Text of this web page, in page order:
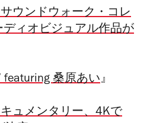
ウンドウォーク・コレ
ィオビジュアル作品が
featuring 桑原あい』
ュメンタリー、4Kで